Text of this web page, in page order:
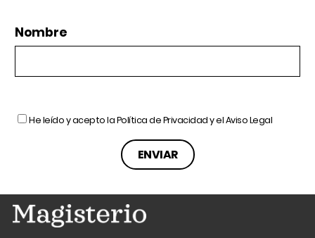
Nombre
He leído y acepto laPolítica de Privacidady elAviso Legal